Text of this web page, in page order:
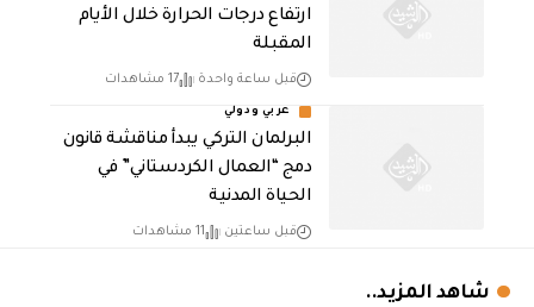
ارتفاع درجات الحرارة خلال الأيام
المقبلة
قبل ساعة واحدة 17 مشاهدات
عربي ودولي
البرلمان التركي يبدأ مناقشة قانون
دمج “العمال الكردستاني” في
الحياة المدنية
قبل ساعتين 11 مشاهدات
شاهد المزيد..